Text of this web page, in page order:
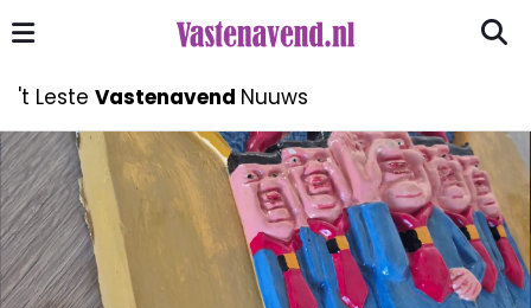
't Leste Vastenavend Nuuws